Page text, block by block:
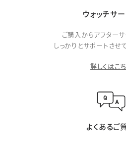
ウォッチサ
ご購入からアフターサ
しっかりとサポートさせ
詳しくはこ
よくあるご